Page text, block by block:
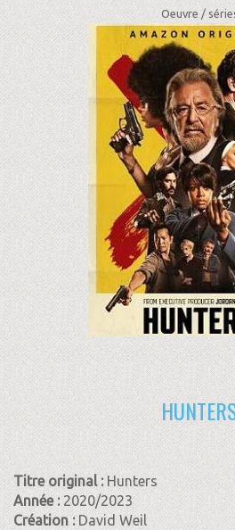
Oeuvre /
Titre original : Hunters
Année : 2020/2023
Création : David Weil